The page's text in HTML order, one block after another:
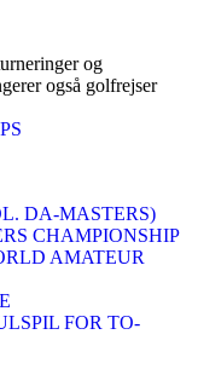
og
også golfrejser
DA-MASTERS)
CHAMPIONSHIP
AMATEUR
FOR TO-